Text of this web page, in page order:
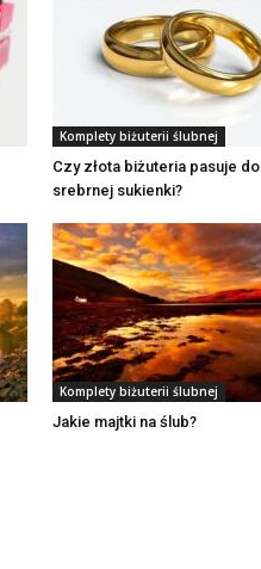
Komplety biżuterii ślubnej
Czy złota biżuteria pasuje do
srebrnej sukienki?
Komplety biżuterii ślubnej
Jakie majtki na ślub?